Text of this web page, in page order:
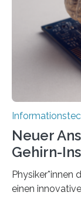
erstellen.
Animation, bei
und Mimik im
Neuer
Gehirn-
Physiker*innen
einen